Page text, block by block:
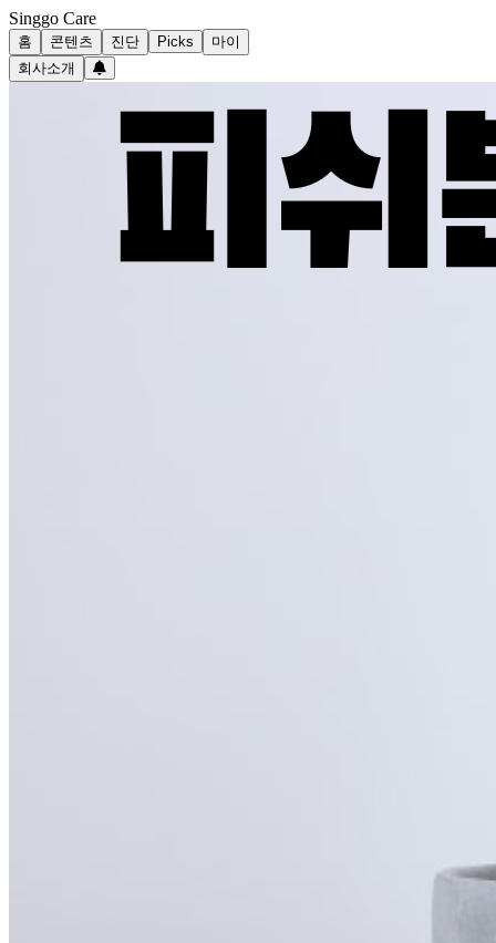
Singgo Care
홈 콘텐츠 진단 Picks
마이
회사소개